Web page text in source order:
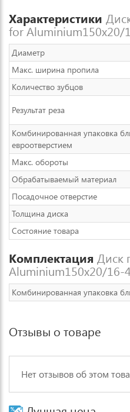
Характеристики
for Aluminium150x20/
Диаметр
Макс. ширина пропила
Количество зубцов
Результат реза
Комбинированная упаковка
евроотверстием
Макс. обороты
Обрабатываемый материал
Посадочное отверстие
Толщина диска
Состояние товара
Комплектация Диск
Aluminium150x20/16-
Комбинированная упаковка
Отзывы о товаре
Нет отзывов об этом